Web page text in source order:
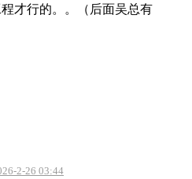
才行的。。（后面吴总有
2-26 03:44